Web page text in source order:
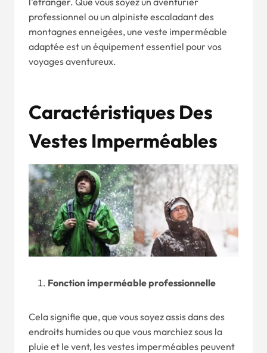
professionnel ou un alpiniste escaladant des
montagnes enneigées, une veste imperméable
adaptée est un équipement essentiel pour vos
voyages aventureux.
Caractéristiques Des
Vestes Imperméables
Fonction imperméable professionnelle
Cela signifie que, que vous soyez assis dans des
endroits humides ou que vous marchiez sous la
pluie et le vent, les vestes imperméables peuvent